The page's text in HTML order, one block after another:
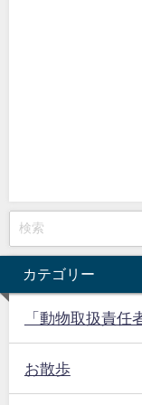
カテゴリー
「動物取扱責任
お散歩